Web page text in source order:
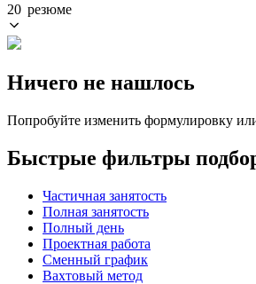
20 резюме
Ничего не нашлось
Попробуйте изменить формулировку
Быстрые фильтры
Частичная занятость
Полная занятость
Полный день
Проектная работа
Сменный график
Вахтовый метод